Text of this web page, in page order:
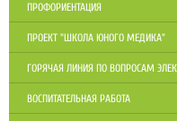
ПРОФОРИЕНТАЦИЯ
ПРОЕКТ "ШКОЛА ЮНОГО МЕДИКА"
ГОРЯЧАЯ ЛИНИЯ ПО ВОПРОСАМ
ВОСПИТАТЕЛЬНАЯ РАБОТА